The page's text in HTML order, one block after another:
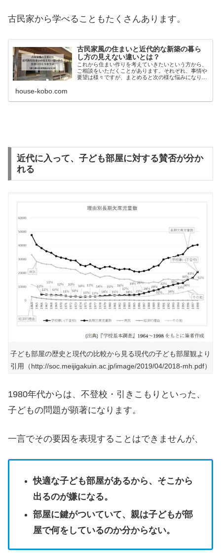
古民家から学べることもたくさんあります。
古民家風の住まいと近代的な新築の暮ら
し方の見えない違いとは？
これから住まい作りを考えていきたいという方から、
ご相談をいただくことがあります。それぞれ、事情や
要望は様々ですが、まとめると次の様な悩みになりま
house-kobo.com
近代に入って、子ども部屋に対する賛否が分か
れる
子ども部屋の歴史と現代の比較から見る現代の子ども部屋観より
引用（http://soc.meijigakuin.ac.jp/image/2019/04/2018-mh.pdf）
1980年代からは、不登校・引きこもりといった、
子どもの問題が顕著になります。
一言でその要因を表現することはできませんが、
快適な子ども部屋があるから、そこから
出るのが嫌になる。
部屋に鍵がついていて、親は子どもが部
屋で何をしているのか分からない。